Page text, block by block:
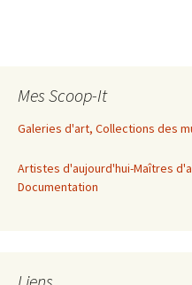
Mes Scoop-It
Galeries d'art, Collections des
Artistes d'aujourd'hui-Maîtres
Documentation